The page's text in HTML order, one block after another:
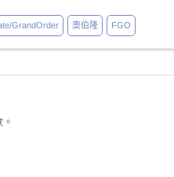
GrandOrder 奧伯隆 FGO